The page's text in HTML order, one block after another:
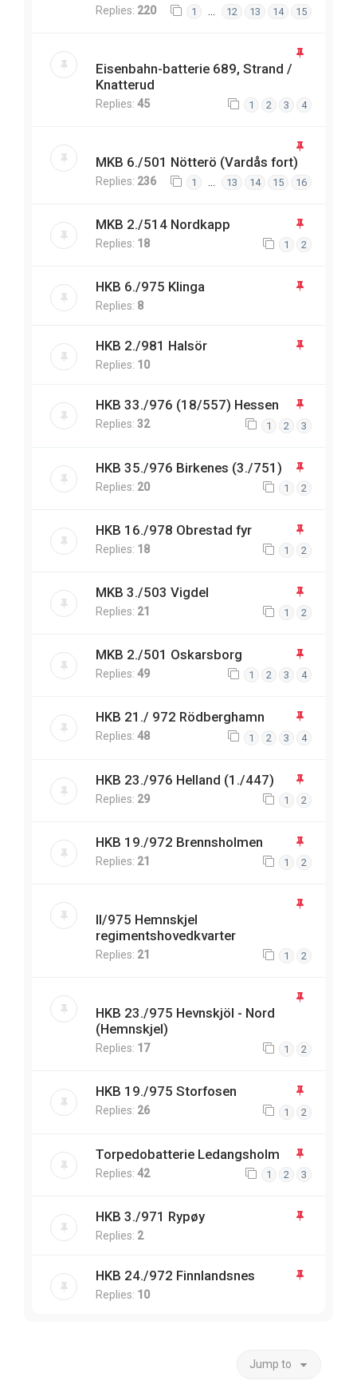
Replies: 220 1 12 13 14 15
Eisenbahn-batterie 689, Strand /
Knatterud
Replies: 45 1 2 3 4
MKB 6./501 Nötterö (Vardås fort)
Replies: 236 1 … 13 14 15 16
MKB 2./514 Nordkapp
Replies: 18 1 2
HKB 6./975 Klinga
Replies: 8
HKB 2./981 Halsör
Replies: 10
HKB 33./976 (18/557) Hessen
Replies: 32 1 2 3
HKB 35./976 Birkenes (3./751)
Replies: 20 1 2
HKB 16./978 Obrestad fyr
Replies: 18 1 2
MKB 3./503 Vigdel
Replies: 21 1 2
MKB 2./501 Oskarsborg
Replies: 49 1 2 3 4
HKB 21./ 972 Rödberghamn
Replies: 48 1 2 3 4
HKB 23./976 Helland (1./447)
Replies: 29 1 2
HKB 19./972 Brennsholmen
Replies: 21 1 2
II/975 Hemnskjel
regimentshovedkvarter
Replies: 21 1 2
HKB 23./975 Hevnskjöl - Nord
(Hemnskjel)
Replies: 17 1 2
HKB 19./975 Storfosen
Replies: 26 1 2
Torpedobatterie Ledangsholm
Replies: 42 1 2 3
HKB 3./971 Rypøy
Replies: 2
HKB 24./972 Finnlandsnes
Replies: 10
Jump to